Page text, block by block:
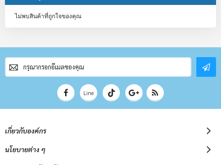
ไม่พบสินค้าที่ถูกใจของคุณ
สมัคร
สมาชิก
จดหมาย
Line
เกี่ยวกับองค์กร
นโยบายต่าง ๆ